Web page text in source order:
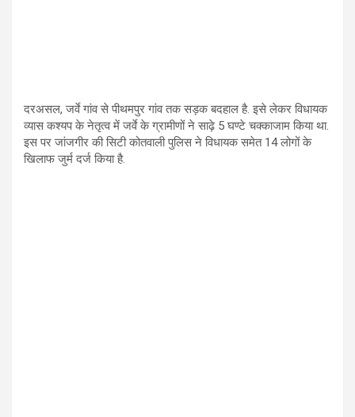
दरअसल, जर्वे गांव से पीथमपुर गांव तक सड़क बदहाल है. इसे लेकर विधायक
व्यास कश्यप के नेतृत्व में जर्वे के ग्रामीणों ने साढ़े 5 घण्टे चक्काजाम किया था.
इस पर जांजगीर की सिटी कोतवाली पुलिस ने विधायक समेत 14 लोगों के
खिलाफ जुर्म दर्ज किया है.